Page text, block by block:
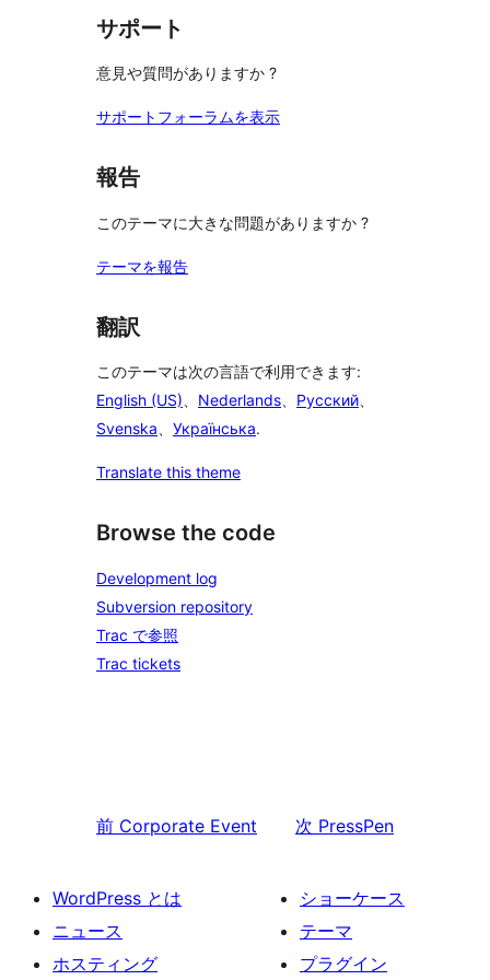
サポート
意見や質問がありますか ?
サポートフォーラムを表示
報告
このテーマに大きな問題がありますか ?
テーマを報告
翻訳
このテーマは次の言語で利用できます:
English (US)、 Nederlands、 Русский、
Svenska、 Українська.
Translate this theme
Browse the code
Development log
Subversion repository
Trac で参照
Trac tickets
前 Corporate Event 次 PressPen
WordPress とは
ニュース
ホスティング
ショーケース
テーマ
プラグイン